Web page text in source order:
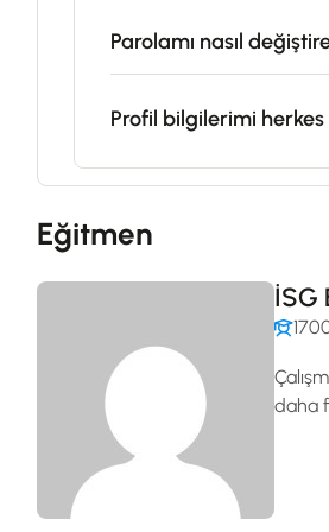
Parolamı nasıl
Profil bilgilerimi
Eğitmen
İSG
daha